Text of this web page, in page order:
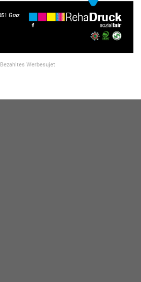
Bezahltes Werbesujet